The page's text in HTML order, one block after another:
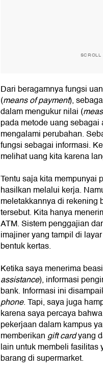
Dari beragamnya fungsi
(meansof payment),
dalam mengukur nilai (
pada metode uang
mengalami perubahan.
fungsi sebagai informasi.
melihat uang kita karena
Tentu saja kita mempunyai
hasilkan melalui kerja.
meletakkannya di rekening
tersebut. Kita hanya
ATM. Sistem penggajian
imajiner yang tampil di
bentuk kertas.
Ketika saya menerima
assistance), informasi
bank. Informasi ini
phone. Tapi, saya juga
karena saya percaya
pekerjaan dalam kampus
memberikangift cardyang
lain untuk membeli fasilitas
barang di supermarket.